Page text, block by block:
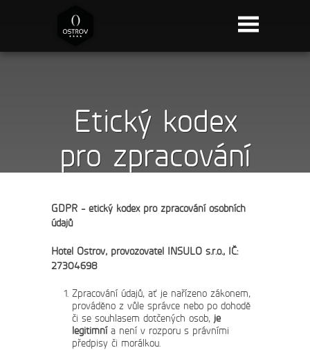
Etický kodex
pro zpracování
GDPR - etický kodex pro zpracování osobních
údajů
Hotel Ostrov, provozovatel INSULO s.r.o., IČ:
27304698
Zpracování údajů, ať je nařízeno zákonem,
prováděno z vůle správce nebo po dohodě
či se souhlasem dotčených osob, je
legitimnía není v rozporu s právními
předpisy či morálkou.